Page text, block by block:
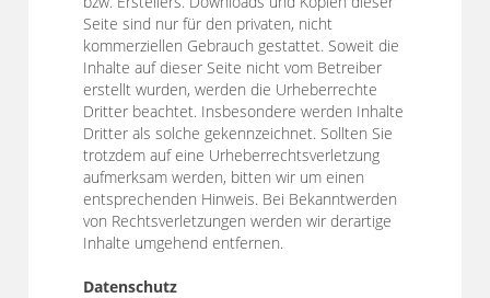
Seite sind nur für den privaten, nicht
kommerziellen Gebrauch gestattet. Soweit die
Inhalte auf dieser Seite nicht vom Betreiber
erstellt wurden, werden die Urheberrechte
Dritter beachtet. Insbesondere werden Inhalte
Dritter als solche gekennzeichnet. Sollten Sie
trotzdem auf eine Urheberrechtsverletzung
aufmerksam werden, bitten wir um einen
entsprechenden Hinweis. Bei Bekanntwerden
von Rechtsverletzungen werden wir derartige
Inhalte umgehend entfernen.
Datenschutz